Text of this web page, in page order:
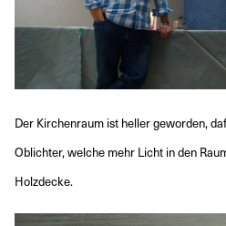
Der Kirchenraum ist heller geworden,
Oblichter, welche mehr Licht in den
Holzdecke.